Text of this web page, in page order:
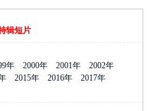
辑短片
年 2000年 2001年
2002年
2015年 2016年
2017年